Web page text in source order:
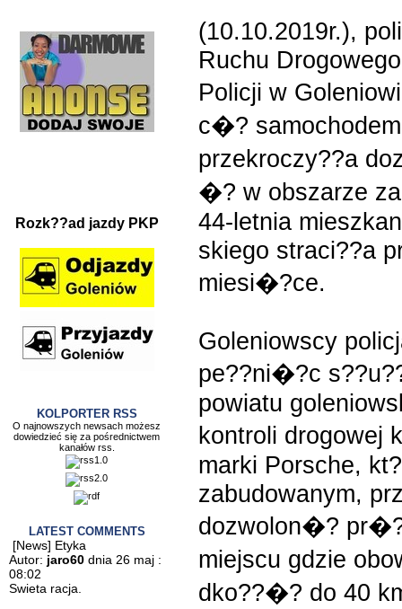
Rozk??ad jazdy PKP
KOLPORTER RSS
O najnowszych newsach możesz
dowiedzieć się za pośrednictwem
kanałów rss.
LATEST COMMENTS
[News] Etyka
Autor: jaro60 dnia 26 maj :
08:02
Swieta racja.
(10.10.2019r.),
Ruchu
Policji w
c�?
przekroczy??a
�? w obszarze
44-letnia
skiego straci??a
miesi�?ce.
Goleniowscy
pe??ni�?c
powiatu
kontroli
marki Porsche,
zabudowanym,
dozwolon�?
miejscu gdzie
dko??�? do 40